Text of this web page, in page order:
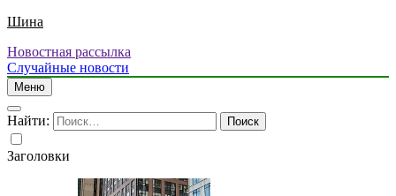
Шина
Новостная рассылка
Случайные новости
Меню
Найти:
Заголовки